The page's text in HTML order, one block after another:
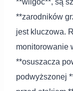
**wilgoć**, są
**zarodników
jest kluczowa.
monitorowanie
**osuszacza
podwyższonej